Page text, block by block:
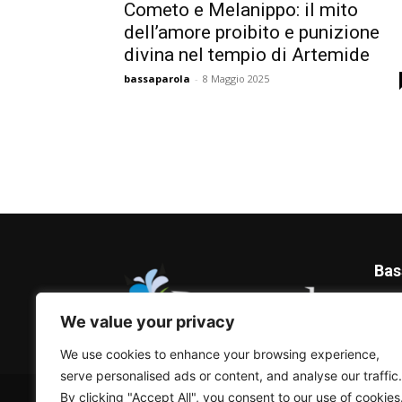
We value your privacy
We use cookies to enhance your browsing experience,
serve personalised ads or content, and analyse our traffic.
By clicking "Accept All", you consent to our use of cookies.
Cometo e Melanippo: il mito
dell’amore proibito e punizione
divina nel tempio di Artemide
bassaparola - 8 Maggio 2025
© Bassaparola.it 2015-2025